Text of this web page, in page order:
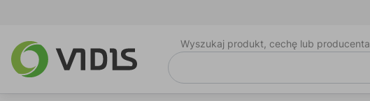
Wyszukaj produkt, cechę lub producenta